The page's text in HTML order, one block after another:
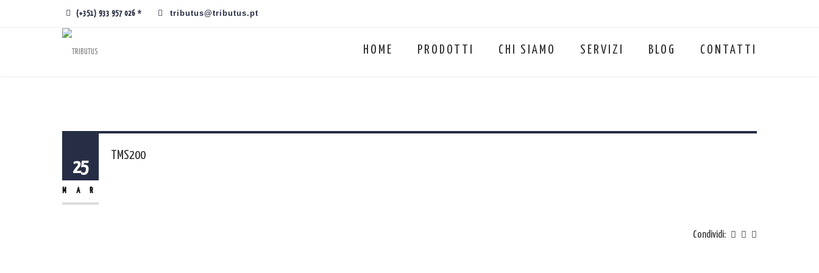
(+351) 933 957 026 * tributus@tributus.pt
HOME PRODOTTI CHI SIAMO SERVIZI BLOG CONTATTI
25
MAR
TMS200
Condividi: